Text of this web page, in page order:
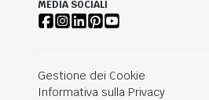
MEDIA SOCIALI
Gestione dei Cookie
Informativa sulla Privacy